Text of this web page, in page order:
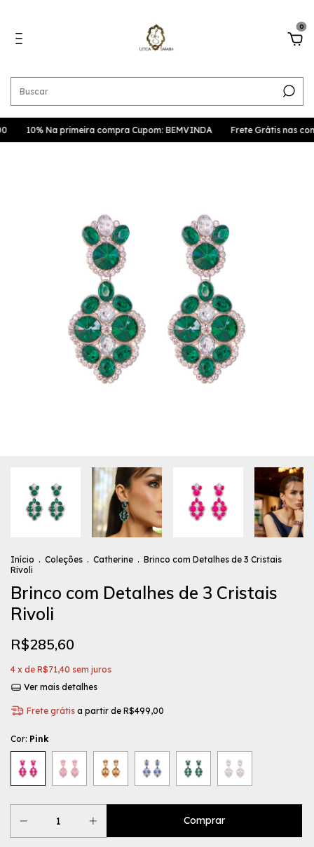
0
10% Na primeira compra Cupom: BEMVINDA Frete Grátis nas
Início . Coleções . Catherine . Brinco com Detalhes de 3 Cristais
Rivoli
Brinco com Detalhes de 3 Cristais
Rivoli
R$285,60
4 x de R$71,40 sem juros
Ver mais detalhes
Frete grátis a partir de R$499,00
Cor: Pink